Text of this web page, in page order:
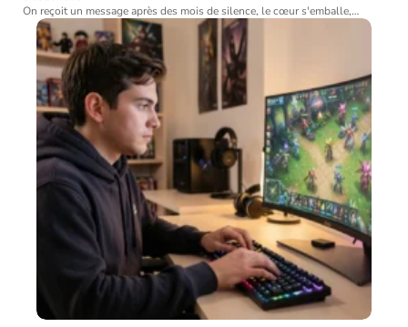
On reçoit un message après des mois de silence, le cœur s'emballe,…